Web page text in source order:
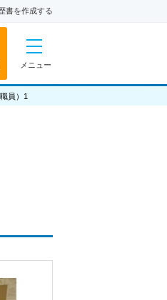
書を作成する
メニュー
員）1